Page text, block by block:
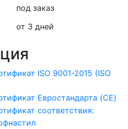
под заказ
от 3 дней
ISO 9001-2015 (ISO
Евростандарта (CE)
соответствия: